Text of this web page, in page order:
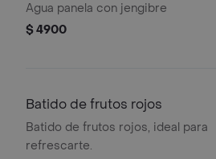
Agua panela con jengibre
$ 4900
Batido de frutos rojos
Batido de frutos rojos, ideal para
refrescarte.